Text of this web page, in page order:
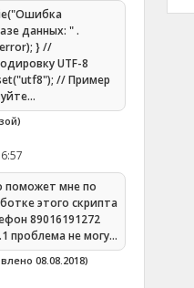
данных: " .
} //
UTF-8
// Пример
поможет мне по
этого скрипта
89016191272
проблема не могу…
08.08.2018)